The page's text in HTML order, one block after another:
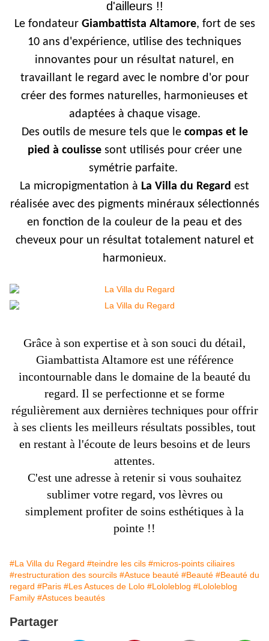
d'ailleurs !!
Le fondateur Giambattista Altamore, fort de ses
10 ans d'expérience, utilise des techniques
innovantes pour un résultat naturel, en
travaillant le regard avec le nombre d'or pour
créer des formes naturelles, harmonieuses et
adaptées à chaque visage.
Des outils de mesure tels que le compas et le
pied à coulisse sont utilisés pour créer une
symétrie parfaite.
La micropigmentation à La Villa du Regard est
réalisée avec des pigments minéraux sélectionnés
en fonction de la couleur de la peau et des
cheveux pour un résultat totalement naturel et
harmonieux.
Grâce à son expertise et à son souci du détail,
Giambattista Altamoreest une référence
incontournable dans le domaine de la beauté du
regard. Il se perfectionne et se forme
régulièrement aux dernières techniques pour offrir
à ses clients les meilleurs résultats possibles, tout
en restant à l'écoute de leurs besoins et de leurs
attentes.
C'est une adresse à retenir si vous souhaitez
sublimer votre regard, vos lèvres ou
simplement profiter de soins esthétiques à la
pointe !!
#La Villa du Regard #teindre les cils #micros-points ciliaires
#restructuration des sourcils #Astuce beauté #Beauté #Beauté du
regard #Paris #Les Astuces de Lolo #Lololeblog #Lololeblog
Family #Astuces beautés
Partager